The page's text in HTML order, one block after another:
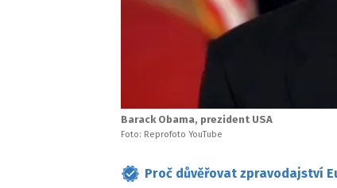
Barack Obama, prezident USA
Foto: Reprofoto YouTube
Proč důvěřovat zpravodajství